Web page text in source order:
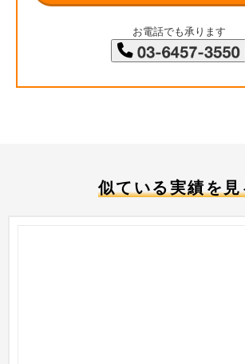
お電話でも承ります
似ている実績を見